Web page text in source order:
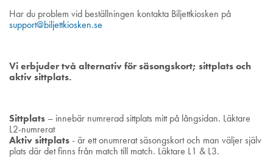
Har du problem vid beställningen kontakta Biljettkiosken på
support@biljettkiosken.se
Vi erbjuder två alternativ för säsongskort; sittplats och
aktiv sittplats.
Sittplats – innebär numrerad sittplats mitt på långsidan. Läktare
L2-numrerat
Aktiv sittplats- är ett onumrerat säsongskort och man väljer själv
plats där det finns från match till match. Läktare L1 & L3.